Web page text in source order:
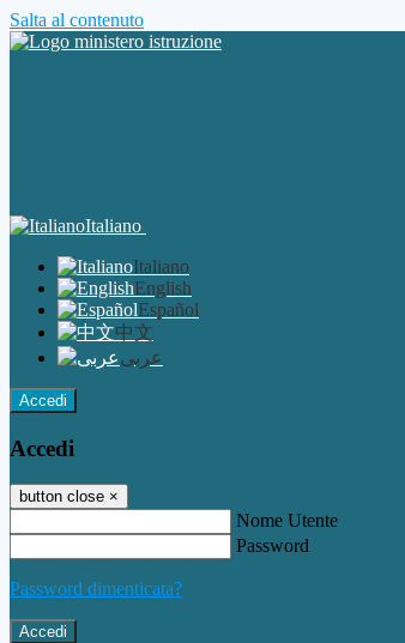
Salta al contenuto
Italiano
Italiano
English
Español
中文
عربى
Accedi
Accedi
button close ×
Nome Utente
Password
Password dimenticata?